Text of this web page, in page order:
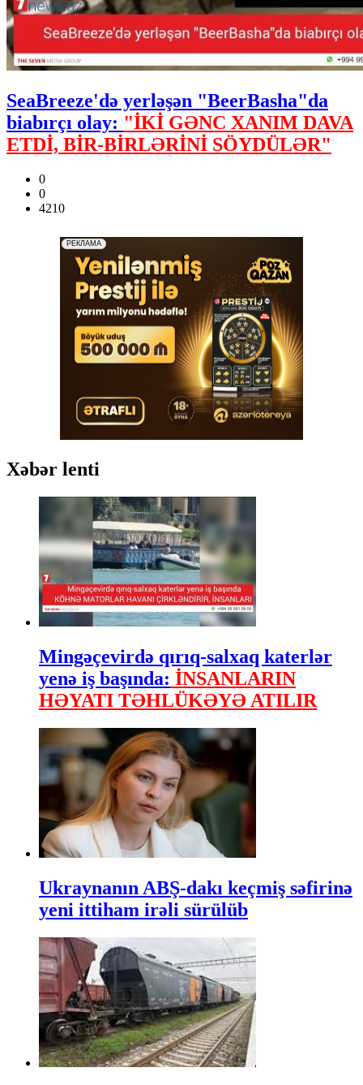
SeaBreeze'də yerləşən "BeerBasha"da
biabırçı olay: "İKİ GƏNC XANIM DAVA
ETDİ, BİR-BİRLƏRİNİ SÖYDÜLƏR"
0
0
4210
Xəbər lenti
Mingəçevirdə qırıq-salxaq katerlər
yenə iş başında: İNSANLARIN
HƏYATI TƏHLÜKƏYƏ ATILIR
Ukraynanın ABŞ-dakı keçmiş səfirinə
yeni ittiham irəli sürülüb